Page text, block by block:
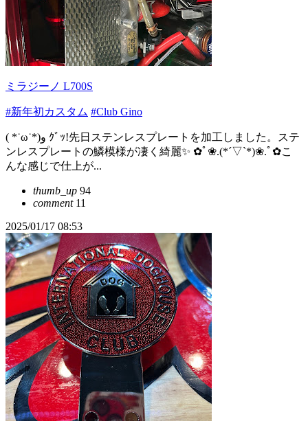
ミラジーノ L700S
#新年初カスタム #Club Gino
( *˙ω˙*)و ｸﾞｯ!先日ステンレスプレートを加工しました。ステ
ンレスプレートの鱗模様が凄く綺麗✨ ✿ﾟ❀.(*´▽`*)❀.ﾟ✿こ
んな感じで仕上が...
thumb_up 94
comment11
2025/01/17 08:53